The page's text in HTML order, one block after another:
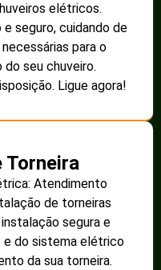
elétricos.
seguro, cuidando de
para o
seu chuveiro.
Ligue agora!
Torneira
Atendimento
de torneiras
segura e
e do sistema elétrico
da sua torneira.